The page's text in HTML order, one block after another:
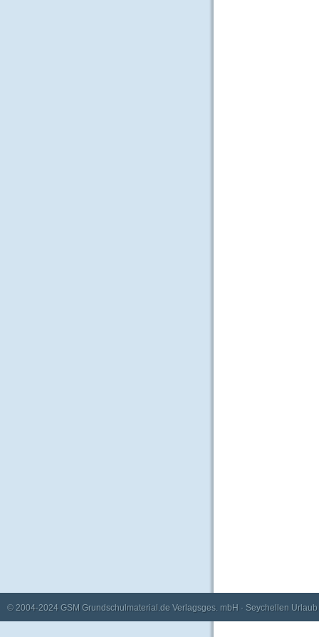
© 2004-2024 GSM Grundschulmaterial.de Verlagsges. mbH · Seychellen Urlaub